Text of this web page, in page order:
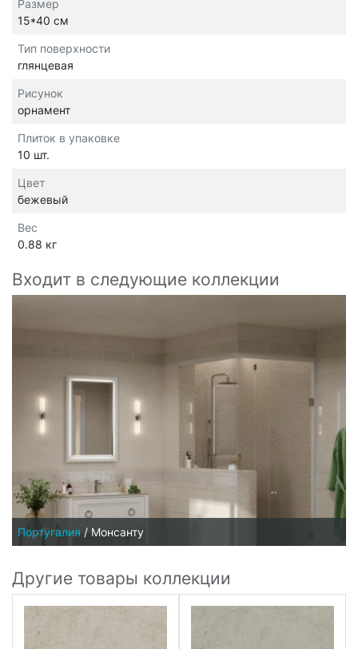
Размер
15*40 см
Тип поверхности
глянцевая
Рисунок
орнамент
Плиток в упаковке
10 шт.
Цвет
бежевый
Вес
0.88 кг
Входит в следующие коллекции
Португалия / Монсанту
Другие товары коллекции